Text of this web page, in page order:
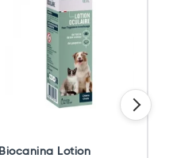
Biocanina Lotion